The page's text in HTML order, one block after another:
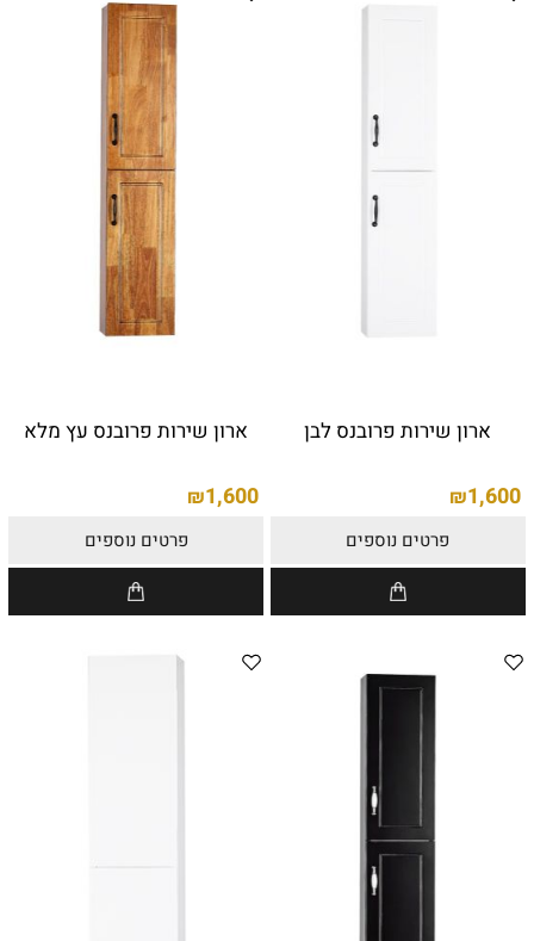
ארון שירות פרובנס לבן
₪1,600
פרטים נוספים
ארון שירות פרובנס עץ מלא
₪1,600
פרטים נוספים